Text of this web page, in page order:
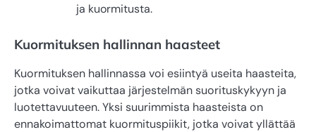
ja kuormitusta.
Kuormituksen hallinnan haasteet
Kuormituksen hallinnassa voi esiintyä useita haasteita,
jotka voivat vaikuttaa järjestelmän suorituskykyyn ja
luotettavuuteen. Yksi suurimmista haasteista on
ennakoimattomat kuormituspiikit, jotka voivat yllättää